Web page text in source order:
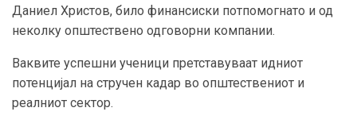
Даниел Христов, било финансиски потпомогнато и од
неколку општествено одговорни компании.
Ваквите успешни ученици претставуваат идниот
потенцијал на стручен кадар во општествениот и
реалниот сектор.